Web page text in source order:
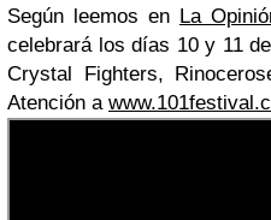
Según leemos en La
celebrará los días 10 y 11
Crystal Fighters,
Atención a